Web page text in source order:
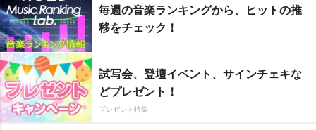
毎週の音楽ランキングから、ヒットの推
移をチェック！
試写会、登壇イベント、サインチェキな
どプレゼント！
プレゼント特集